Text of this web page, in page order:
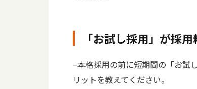
「お試し採用」が採
−本格採用の前に短期間の「お試
リットを教えてください。